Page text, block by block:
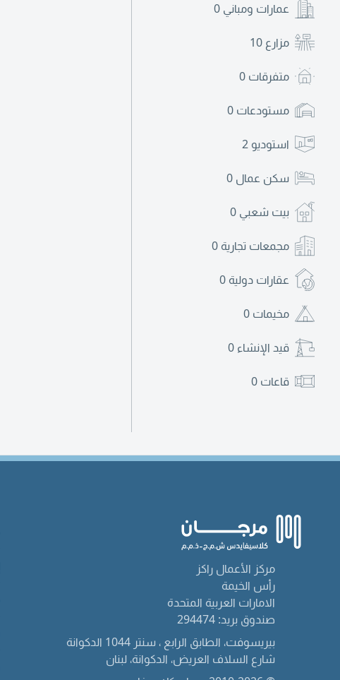
عمارات ومباني 0
مزارع 10
متفرقات 0
مستودعات 0
استوديو 2
سكن عمال 0
بيت شعبي 0
مجمعات تجارية 0
عقارات دولية 0
مخيمات 0
قيد الإنشاء 0
قاعات 0
مركز الأعمال راكز
رأس الخيمة
الامارات العربية المتحدة
صندوق بريد: 294474
بيريسوفت، الطابق الرابع ، سنتر 1044 الدكوانة
شارع السلاف العريض، الدكوانة، لبنان